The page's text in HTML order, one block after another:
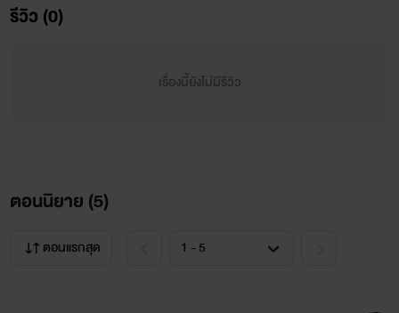
รีวิว (0)
เรื่องนี้ยังไม่มีรีวิว
ตอนนิยาย (5)
ตอนแรกสุด